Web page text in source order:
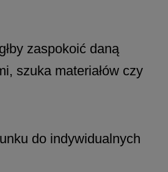
zaspokoić daną
szuka materiałów czy
do indywidualnych